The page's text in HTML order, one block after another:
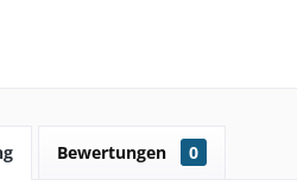
Bewertungen 0